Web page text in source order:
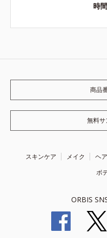
時
商品
無料
スキンケア メイク ヘ
ボ
ORBIS